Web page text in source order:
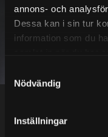
annons- och
Dessa kan i sin tur
information som du
a
Nödvändig
Inställningar